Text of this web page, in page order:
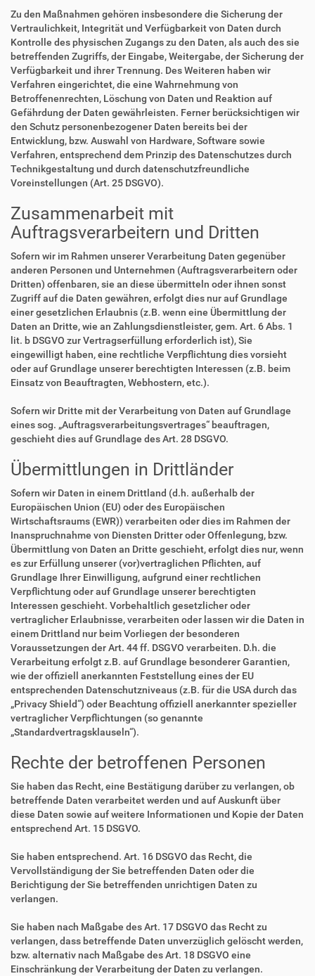
Zu den Maßnahmen gehören insbesondere die Sicherung der
Vertraulichkeit, Integrität und Verfügbarkeit von Daten durch
Kontrolle des physischen Zugangs zu den Daten, als auch des sie
betreffenden Zugriffs, der Eingabe, Weitergabe, der Sicherung der
Verfügbarkeit und ihrer Trennung. Des Weiteren haben wir
Verfahren eingerichtet, die eine Wahrnehmung von
Betroffenenrechten, Löschung von Daten und Reaktion auf
Gefährdung der Daten gewährleisten. Ferner berücksichtigen wir
den Schutz personenbezogener Daten bereits bei der
Entwicklung, bzw. Auswahl von Hardware, Software sowie
Verfahren, entsprechend dem Prinzip des Datenschutzes durch
Technikgestaltung und durch datenschutzfreundliche
Voreinstellungen (Art. 25 DSGVO).
Zusammenarbeit mit
Auftragsverarbeitern und Dritten
Sofern wir im Rahmen unserer Verarbeitung Daten gegenüber
anderen Personen und Unternehmen (Auftragsverarbeitern oder
Dritten) offenbaren, sie an diese übermitteln oder ihnen sonst
Zugriff auf die Daten gewähren, erfolgt dies nur auf Grundlage
einer gesetzlichen Erlaubnis (z.B. wenn eine Übermittlung der
Daten an Dritte, wie an Zahlungsdienstleister, gem. Art. 6 Abs. 1
lit. b DSGVO zur Vertragserfüllung erforderlich ist), Sie
eingewilligt haben, eine rechtliche Verpflichtung dies vorsieht
oder auf Grundlage unserer berechtigten Interessen (z.B. beim
Einsatz von Beauftragten, Webhostern, etc.).
Sofern wir Dritte mit der Verarbeitung von Daten auf Grundlage
eines sog. „Auftragsverarbeitungsvertrages“ beauftragen,
geschieht dies auf Grundlage des Art. 28 DSGVO.
Übermittlungen in Drittländer
Sofern wir Daten in einem Drittland (d.h. außerhalb der
Europäischen Union (EU) oder des Europäischen
Wirtschaftsraums (EWR)) verarbeiten oder dies im Rahmen der
Inanspruchnahme von Diensten Dritter oder Offenlegung, bzw.
Übermittlung von Daten an Dritte geschieht, erfolgt dies nur, wenn
es zur Erfüllung unserer (vor)vertraglichen Pflichten, auf
Grundlage Ihrer Einwilligung, aufgrund einer rechtlichen
Verpflichtung oder auf Grundlage unserer berechtigten
Interessen geschieht. Vorbehaltlich gesetzlicher oder
vertraglicher Erlaubnisse, verarbeiten oder lassen wir die Daten in
einem Drittland nur beim Vorliegen der besonderen
Voraussetzungen der Art. 44 ff. DSGVO verarbeiten. D.h. die
Verarbeitung erfolgt z.B. auf Grundlage besonderer Garantien,
wie der offiziell anerkannten Feststellung eines der EU
entsprechenden Datenschutzniveaus (z.B. für die USA durch das
„Privacy Shield“) oder Beachtung offiziell anerkannter spezieller
vertraglicher Verpflichtungen (so genannte
„Standardvertragsklauseln“).
Rechte der betroffenen Personen
Sie haben das Recht, eine Bestätigung darüber zu verlangen, ob
betreffende Daten verarbeitet werden und auf Auskunft über
diese Daten sowie auf weitere Informationen und Kopie der Daten
entsprechend Art. 15 DSGVO.
Sie haben entsprechend. Art. 16 DSGVO das Recht, die
Vervollständigung der Sie betreffenden Daten oder die
Berichtigung der Sie betreffenden unrichtigen Daten zu
verlangen.
Sie haben nach Maßgabe des Art. 17 DSGVO das Recht zu
verlangen, dass betreffende Daten unverzüglich gelöscht werden,
bzw. alternativ nach Maßgabe des Art. 18 DSGVO eine
Einschränkung der Verarbeitung der Daten zu verlangen.